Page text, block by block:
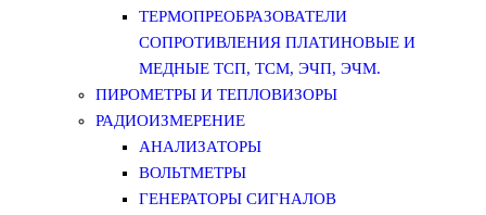
ТЕРМОПРЕОБРАЗОВАТЕЛИ
СОПРОТИВЛЕНИЯ ПЛАТИНОВЫЕ И
МЕДНЫЕ ТСП, ТСМ, ЭЧП, ЭЧМ.
ПИРОМЕТРЫ И ТЕПЛОВИЗОРЫ
РАДИОИЗМЕРЕНИЕ
АНАЛИЗАТОРЫ
ВОЛЬТМЕТРЫ
ГЕНЕРАТОРЫ СИГНАЛОВ